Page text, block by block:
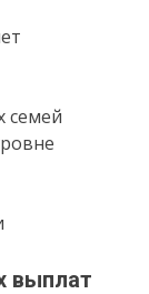
семей
выплат